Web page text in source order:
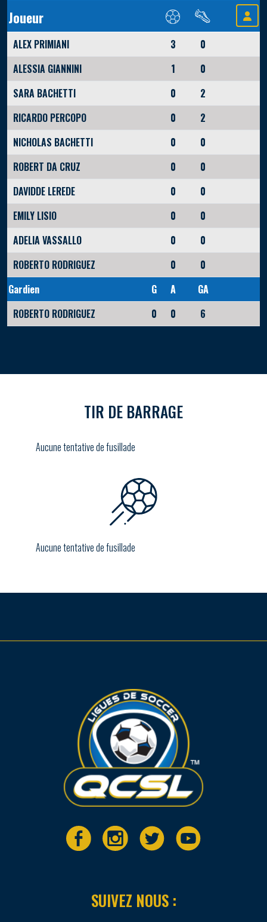
Joueur
ALEX PRIMIANI 3
0
ALESSIA GIANNINI
1
0
SARA BACHETTI
0
2
RICARDO PERCOPO
0
2
NICHOLAS BACHETTI
0
0
ROBERT DA CRUZ
0
0
DAVIDDE LEREDE
0
0
EMILY LISIO
0
0
ADELIA VASSALLO
0
0
ROBERTO RODRIGUEZ
0
0
Gardien
G A
GA
ROBERTO RODRIGUEZ
0 0 6
TIR DE BARRAGE
Aucune tentative de fusillade
Aucune tentative de fusillade
SUIVEZ NOUS :